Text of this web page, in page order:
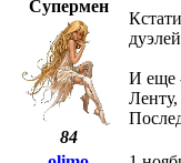
Супермен
84
И еще
Ленту,